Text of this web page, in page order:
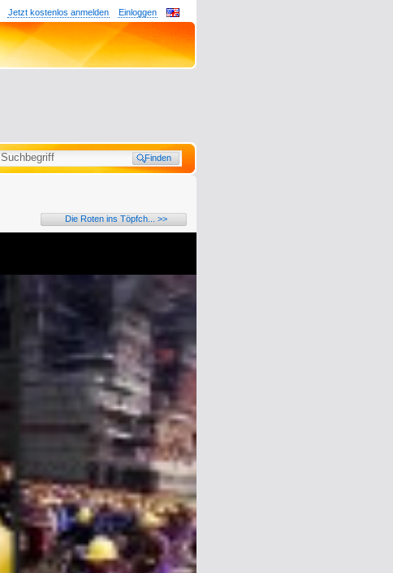
Einloggen
Jetzt kostenlos anmelden
Die Roten ins Töpfch... >>